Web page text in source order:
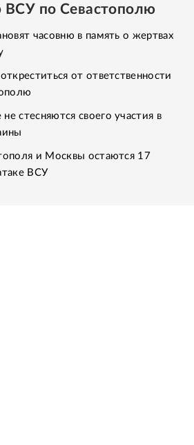
ВСУ по Севастополю
часовню в память о жертвах
от ответственности
стесняются своего участия в
и Москвы остаются 17
ВСУ